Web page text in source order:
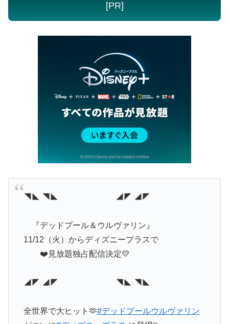
[PR]
◥◣ ◥◣ ◢◤ ◢◤
『デッドプール＆ウルヴァリン』
11/12（火）からディズニープラスで
❤️見放題独占配信決定💛
◢◤ ◢◤ ◥◣ ◥◣
全世界で大ヒット🫶#デッドプールウルヴァリン